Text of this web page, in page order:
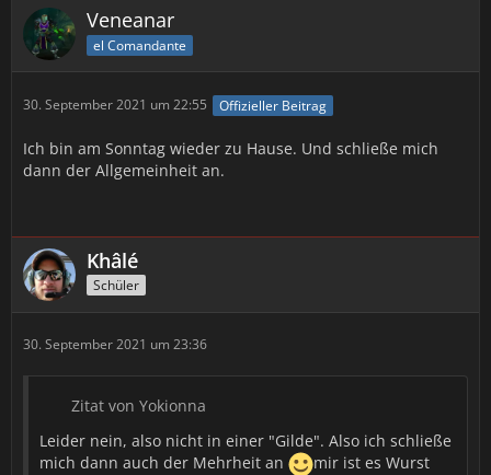
Veneanar
el Comandante
30. September 2021 um 22:55 Offizieller Beitrag
Ich bin am Sonntag wieder zu Hause. Und schließe mich
dann der Allgemeinheit an.
Khâlé
Schüler
30. September 2021 um 23:36
Zitat von Yokionna
Leider nein, also nicht in einer "Gilde". Also ich schließe
mich dann auch der Mehrheit an
mir ist es Wurst